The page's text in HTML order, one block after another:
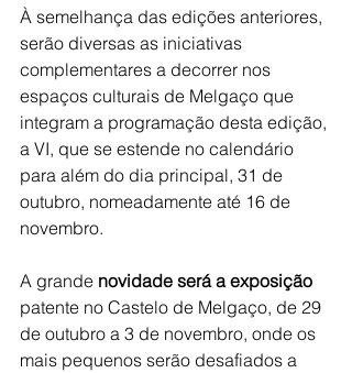
À semelhança das edições anteriores,
serão diversas as iniciativas
complementares a decorrer nos
espaços culturais de Melgaço que
integram a programação desta edição,
a VI, que se estende no calendário
para além do dia principal, 31 de
outubro, nomeadamente até 16 de
novembro.
A grande novidade será a exposição
patente no Castelo de Melgaço, de 29
de outubro a 3 de novembro, onde os
mais pequenos serão desafiados a